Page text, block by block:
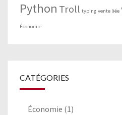
Python Troll typing vente liée
Économie
CATÉGORIES
Économie (1)